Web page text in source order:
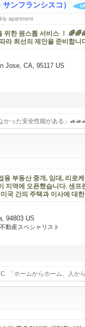
ンフランシスコ）
apartment
한 원스톱 서비스 ！
라 최선의 제안을 준비합
Jose, CA, 95117 US
かった安全性能がある」
부동산 중개, 임대, 리로
지역에 오픈했습니다. 샌
국 간의 주택과 이사에 대
94803 US
動産スペシャリスト
「ホームからホーム、人か